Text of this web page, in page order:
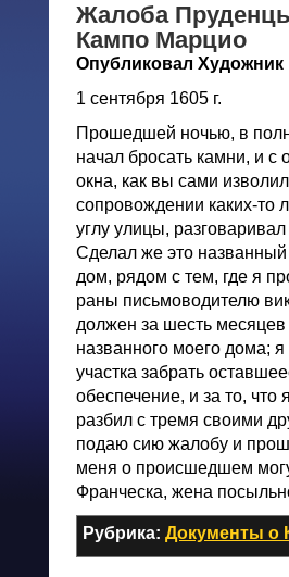
Жалоба
Кампо Марцио
Опубликовал Художник
1 сентября 1605 г.
Прошедшей ночью, в
начал бросать камни, и
окна, как вы сами
сопровождении каких-то
углу улицы,
Сделал же это
дом, рядом с тем, где я
раны письмоводителю
должен за шесть
названного моего дома;
участка забрать
обеспечение, и за то, что
разбил с тремя своими
подаю сию жалобу и
меня о происшедшем
Франческа, жена
Рубрика: Документы о